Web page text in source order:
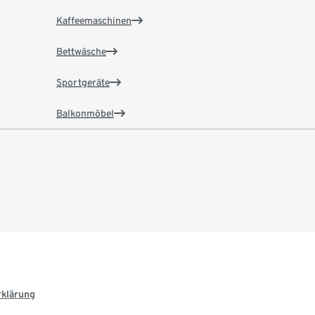
Kaffeemaschinen
Bettwäsche
Sportgeräte
Balkonmöbel